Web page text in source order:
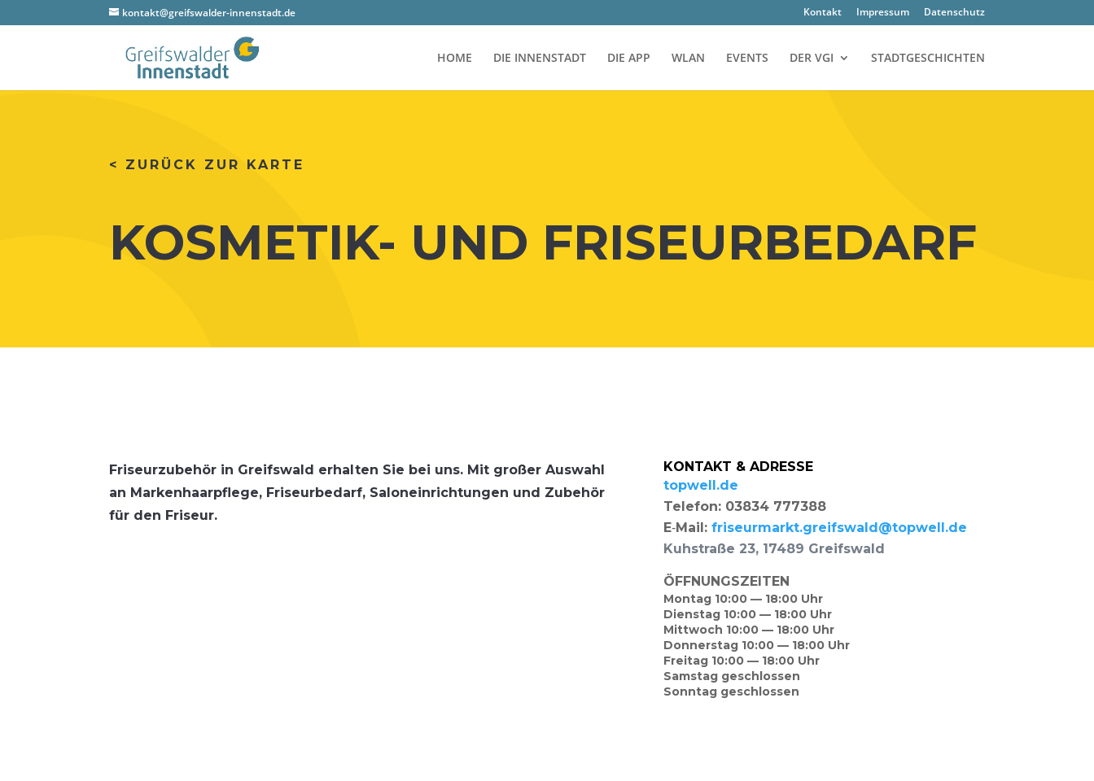
kontakt@greifswalder-innenstadt.de Kon­takt Impres­sum Daten­schutz
HOME DIE INNENSTADT DIE APP WLAN EVENTS DER VGI STADTGESCHICHTEN
< ZURÜCK ZUR KARTE
KOS­ME­TIK- UND FRISEURBEDARF
Fri­seur­zu­be­hör in Greifs­wald erhal­ten Sie bei uns. Mit gro­ßer Aus­wahl
an Mar­ken­haar­pfle­ge, Fri­seur­be­darf, Salon­ein­rich­tun­gen und Zube­hör
für den Friseur.
KONTAKT & ADRESSE
topwell.de
Tele­fon: 03834 777388
E‑Mail: friseurmarkt.greifswald@topwell.de
Kuh­stra­ße 23, 17489 Greifswald
ÖFFNUNGSZEITEN
Mon­tag 10:00 — 18:00 Uhr
Diens­tag 10:00 — 18:00 Uhr
Mitt­woch 10:00 — 18:00 Uhr
Don­ners­tag 10:00 — 18:00 Uhr
Frei­tag 10:00 — 18:00 Uhr
Sams­tag geschlossen
Sonn­tag geschlossen